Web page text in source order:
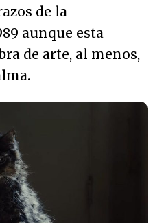
de la
aunque esta
de arte, al menos,